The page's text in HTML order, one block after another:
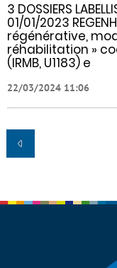
3 DOSSIERS
01/01/2023
régénérative,
réhabilitation »
(IRMB, U1183) e
22/03/2024 11:06